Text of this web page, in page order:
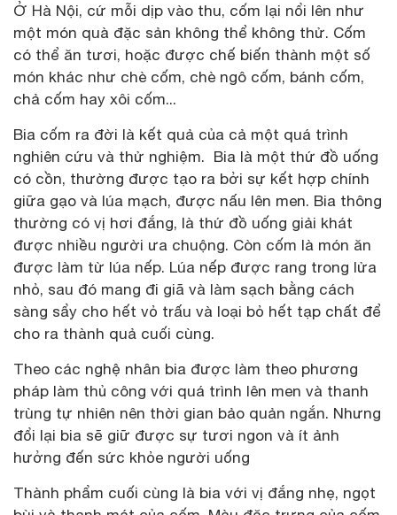
Ở Hà Nội, cứ mỗi dịp vào thu, cốm lại nổi lên như
một món quà đặc sản không thể không thử. Cốm
có thể ăn tươi, hoặc được chế biến thành một số
món khác như chè cốm, chè ngô cốm, bánh cốm,
chả cốm hay xôi cốm...
Bia cốm ra đời là kết quả của cả một quá trình
nghiên cứu và thử nghiệm. Bia là một thứ đồ uống
có cồn, thường được tạo ra bởi sự kết hợp chính
giữa gạo và lúa mạch, được nấu lên men. Bia thông
thường có vị hơi đắng, là thứ đồ uống giải khát
được nhiều người ưa chuộng. Còn cốm là món ăn
được làm từ lúa nếp. Lúa nếp được rang trong lửa
nhỏ, sau đó mang đi giã và làm sạch bằng cách
sàng sẩy cho hết vỏ trấu và loại bỏ hết tạp chất để
cho ra thành quả cuối cùng.
Theo các nghệ nhân bia được làm theo phương
pháp làm thủ công với quá trình lên men và thanh
trùng tự nhiên nên thời gian bảo quản ngắn. Nhưng
đổi lại bia sẽ giữ được sự tươi ngon và ít ảnh
hưởng đến sức khỏe người uống
Thành phẩm cuối cùng là bia với vị đắng nhẹ, ngọt